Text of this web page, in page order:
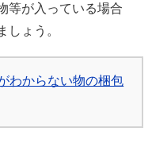
等が入っている場合
しょう。
わからない物の梱包